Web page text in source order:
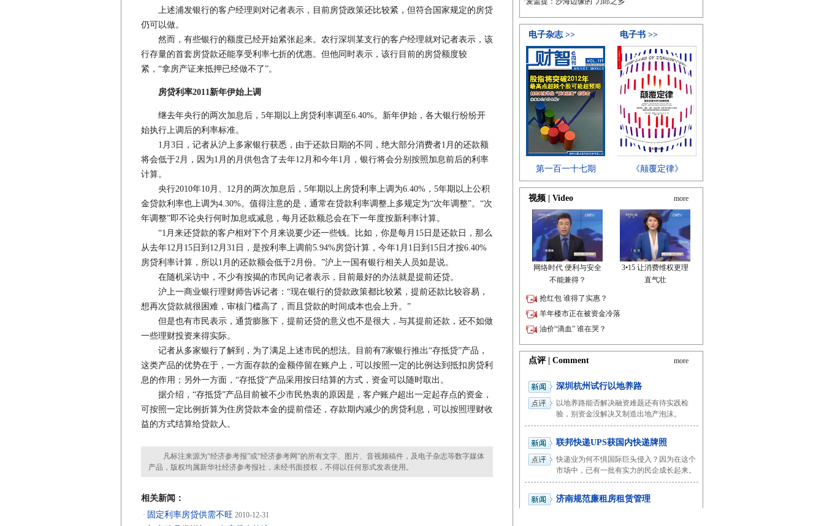
上述浦发银行的客户经理则对记者表示，目前房贷政策还比较紧，但符合国家规定的房贷
仍可以做。
然而，有些银行的额度已经开始紧张起来。农行深圳某支行的客户经理就对记者表示，该
行存量的首套房贷款还能享受利率七折的优惠。但他同时表示，该行目前的房贷额度较
紧，“拿房产证来抵押已经做不了”。
房贷利率2011新年伊始上调
继去年央行的两次加息后，5年期以上房贷利率调至6.40%。新年伊始，各大银行纷纷开
始执行上调后的利率标准。
1月3日，记者从沪上多家银行获悉，由于还款日期的不同，绝大部分消费者1月的还款额
将会低于2月，因为1月的月供包含了去年12月和今年1月，银行将会分别按照加息前后的利率
计算。
央行2010年10月、12月的两次加息后，5年期以上房贷利率上调为6.40%，5年期以上公积
金贷款利率也上调为4.30%。值得注意的是，通常在贷款利率调整上多规定为“次年调整”。“次
年调整”即不论央行何时加息或减息，每月还款额总会在下一年度按新利率计算。
“1月来还贷款的客户相对下个月来说要少还一些钱。比如，你是每月15日是还款日，那么
从去年12月15日到12月31日，是按利率上调前5.94%房贷计算，今年1月1日到15日才按6.40%
房贷利率计算，所以1月的还款额会低于2月份。”沪上一国有银行相关人员如是说。
在随机采访中，不少有按揭的市民向记者表示，目前最好的办法就是提前还贷。
沪上一商业银行理财师告诉记者：“现在银行的贷款政策都比较紧，提前还款比较容易，
想再次贷款就很困难，审核门槛高了，而且贷款的时间成本也会上升。”
但是也有市民表示，通货膨胀下，提前还贷的意义也不是很大，与其提前还款，还不如做
一些理财投资来得实际。
记者从多家银行了解到，为了满足上述市民的想法。目前有7家银行推出“存抵贷”产品，
这类产品的优势在于，一方面存款的金额停留在账户上，可以按照一定的比例达到抵扣房贷利
息的作用；另外一方面，“存抵贷”产品采用按日结算的方式，资金可以随时取出。
据介绍，“存抵贷”产品目前被不少市民热衷的原因是，客户账户超出一定起存点的资金，
可按照一定比例折算为住房贷款本金的提前偿还，存款期内减少的房贷利息，可以按照理财收
益的方式结算给贷款人。
凡标注来源为“经济参考报”或“经济参考网”的所有文字、图片、音视频稿件，及电子杂志等数字媒体
产品，版权均属新华社经济参考报社，未经书面授权，不得以任何形式发表使用。
相关新闻：
· 固定利率房贷供需不旺 2010-12-31